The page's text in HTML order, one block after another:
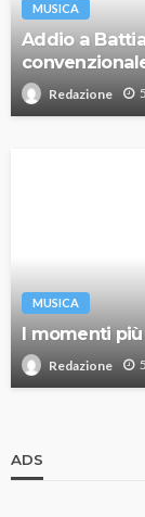
MUSICA
Addio a
Redazione
MUSICA
I momenti
Redazione
ADS